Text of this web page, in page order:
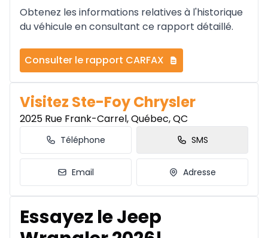
Obtenez les informations relatives à l'historique
du véhicule en consultant ce rapport détaillé.
Consulter le rapport CARFAX
Visitez Ste-Foy Chrysler
2025 Rue Frank-Carrel, Québec, QC
Téléphone SMS
Email Adresse
Essayez le Jeep